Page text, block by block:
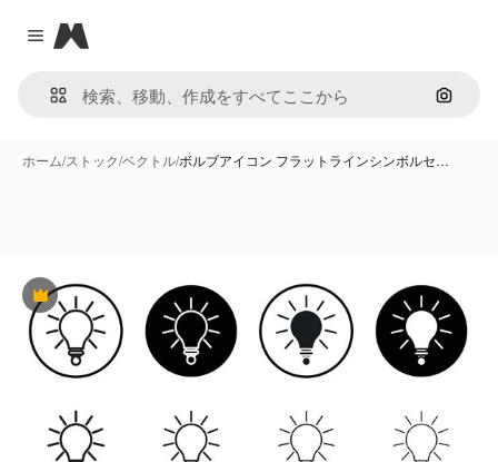
Close menu
Magnific
画像で
ホーム/ストック/ベクトル/ボルブアイコン フラットラインシンボルセ…
Premium